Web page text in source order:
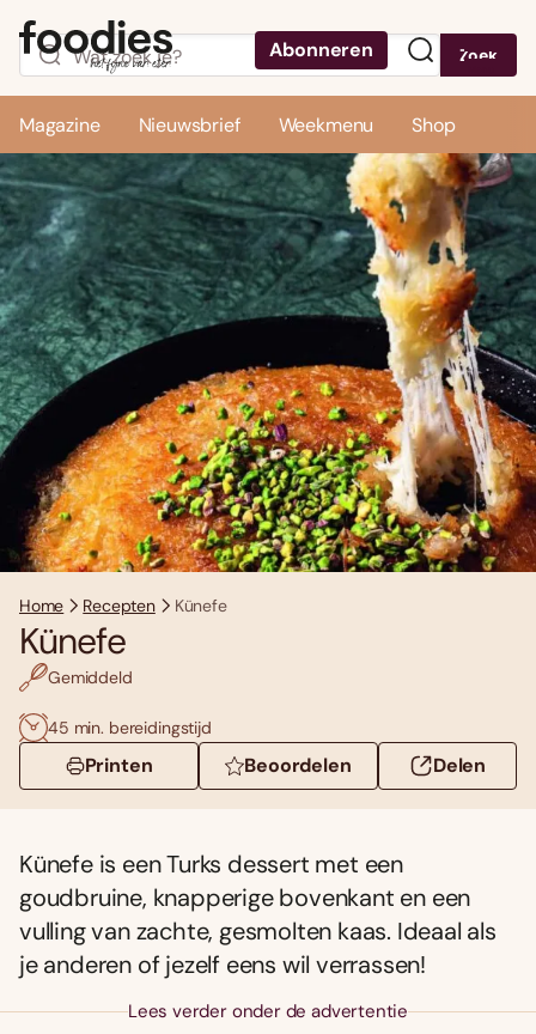
Abonneren Zoek
Magazine Nieuwsbrief Weekmenu Shop
Home Recepten Künefe
Künefe
Gemiddeld
45 min. bereidingstijd
Printen Beoordelen Delen
Künefe is een Turks dessert met een
goudbruine, knapperige bovenkant en een
vulling van zachte, gesmolten kaas. Ideaal als
je anderen of jezelf eens wil verrassen!
Lees verder onder de advertentie